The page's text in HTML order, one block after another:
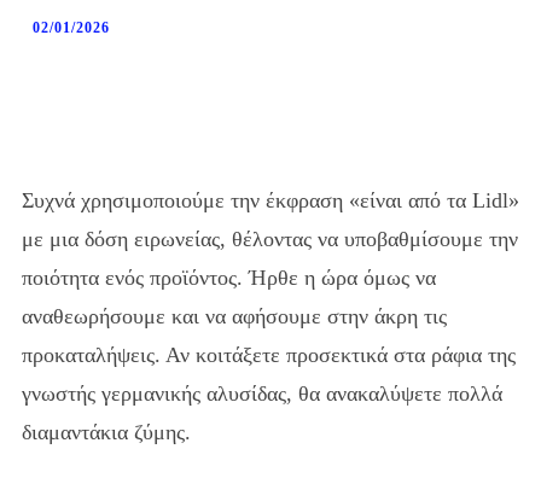
02/01/2026
Συχνά χρησιμοποιούμε την έκφραση «είναι από τα Lidl»
με μια δόση ειρωνείας, θέλοντας να υποβαθμίσουμε την
ποιότητα ενός προϊόντος. Ήρθε η ώρα όμως να
αναθεωρήσουμε και να αφήσουμε στην άκρη τις
προκαταλήψεις. Αν κοιτάξετε προσεκτικά στα ράφια της
γνωστής γερμανικής αλυσίδας, θα ανακαλύψετε πολλά
διαμαντάκια ζύμης.